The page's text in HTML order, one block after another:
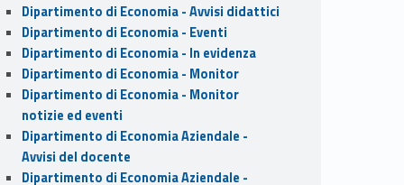
Dipartimento di Economia - Avvisi didattici
Dipartimento di Economia - Eventi
Dipartimento di Economia - In evidenza
Dipartimento di Economia - Monitor
Dipartimento di Economia - Monitor
notizie ed eventi
Dipartimento di Economia Aziendale -
Avvisi del docente
Dipartimento di Economia Aziendale -